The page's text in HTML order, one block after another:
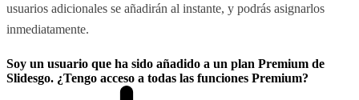
usuarios adicionales se añadirán al instante, y podrás asignarlos
inmediatamente.
Soy un usuario que ha sido añadido a un plan Premium de
Slidesgo. ¿Tengo acceso a todas las funciones Premium?